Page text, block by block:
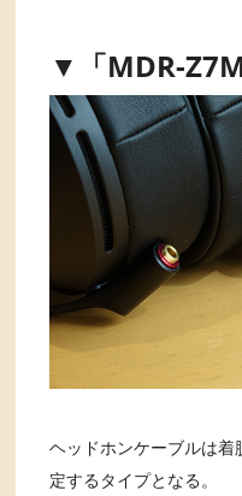
▼「MDR-
ヘッドホンケーブルは
定するタイプとなる。